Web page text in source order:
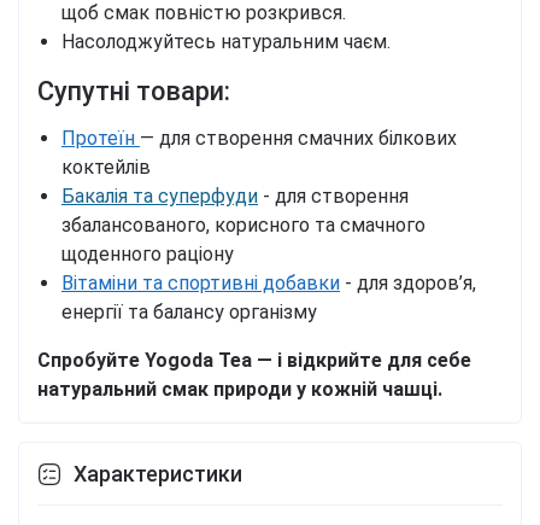
щоб смак повністю розкрився.
Насолоджуйтесь натуральним чаєм.
Супутні товари:
Протеїн — для створення смачних білкових
коктейлів
Бакалія та суперфуди - для створення
збалансованого, корисного та смачного
щоденного раціону
Вітаміни та спортивні добавки - для здоров’я,
енергії та балансу організму
Спробуйте Yogoda Tea — і відкрийте для себе
натуральний смак природи у кожній чашці.
Характеристики